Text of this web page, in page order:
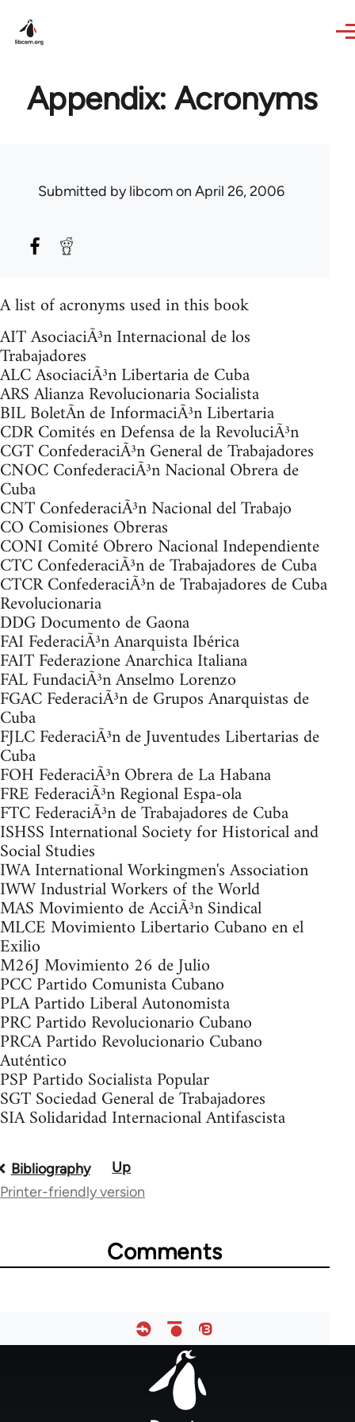
Appendix: Acronyms
Submitted bylibcomon April 26, 2006
A list of acronyms used in this book
AIT AsociaciÃ³n Internacional de los
Trabajadores
ALC AsociaciÃ³n Libertaria de Cuba
ARS Alianza Revolucionaria Socialista
BIL BoletÃ­n de InformaciÃ³n Libertaria
CDR Comités en Defensa de la RevoluciÃ³n
CGT ConfederaciÃ³n General de Trabajadores
CNOC ConfederaciÃ³n Nacional Obrera de
Cuba
CNT ConfederaciÃ³n Nacional del Trabajo
CO Comisiones Obreras
CONI Comité Obrero Nacional Independiente
CTC ConfederaciÃ³n de Trabajadores de Cuba
CTCR ConfederaciÃ³n de Trabajadores de Cuba
Revolucionaria
DDG Documento de Gaona
FAI FederaciÃ³n Anarquista Ibérica
FAIT Federazione Anarchica Italiana
FAL FundaciÃ³n Anselmo Lorenzo
FGAC FederaciÃ³n de Grupos Anarquistas de
Cuba
FJLC FederaciÃ³n de Juventudes Libertarias de
Cuba
FOH FederaciÃ³n Obrera de La Habana
FRE FederaciÃ³n Regional Espa-ola
FTC FederaciÃ³n de Trabajadores de Cuba
ISHSS International Society for Historical and
Social Studies
IWA International Workingmen's Association
IWW Industrial Workers of the World
MAS Movimiento de AcciÃ³n Sindical
MLCE Movimiento Libertario Cubano en el
Exilio
M26J Movimiento 26 de Julio
PCC Partido Comunista Cubano
PLA Partido Liberal Autonomista
PRC Partido Revolucionario Cubano
PRCA Partido Revolucionario Cubano
Auténtico
PSP Partido Socialista Popular
SGT Sociedad General de Trabajadores
SIA Solidaridad Internacional Antifascista
Book
traversal
Bibliography
Up
Printer-friendly version
Comments